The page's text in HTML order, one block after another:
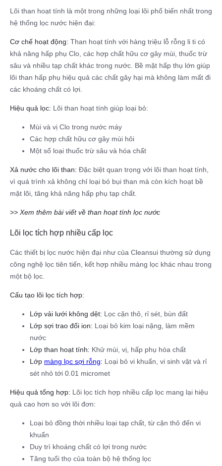
Lõi than hoạt tính là một trong những loại lõi phổ biến nhất trong
hệ thống lọc nước hiện đại:
Cơ chế hoạt động: Than hoạt tính với hàng triệu lỗ rỗng li ti có
khả năng hấp phụ Clo, các hợp chất hữu cơ gây mùi, thuốc trừ
sâu và nhiều tạp chất khác trong nước. Bề mặt hấp thụ lớn giúp
lõi than hấp phụ hiệu quả các chất gây hại mà không làm mất đi
các khoáng chất có lợi.
Hiệu quả lọc: Lõi than hoạt tính giúp loại bỏ:
Mùi và vị Clo trong nước máy
Các hợp chất hữu cơ gây mùi hôi
Một số loại thuốc trừ sâu và hóa chất
Xả nước cho lõi than: Đặc biệt quan trọng với lõi than hoạt tính,
vì quá trình xả không chỉ loại bỏ bụi than mà còn kích hoạt bề
mặt lõi, tăng khả năng hấp phụ tạp chất.
>> Xem thêm bài viết về than hoạt tính lọc nước
Lõi lọc tích hợp nhiều cấp lọc
Các thiết bị lọc nước hiện đại như của Cleansui thường sử dụng
công nghệ lọc tiên tiến, kết hợp nhiều màng lọc khác nhau trong
một bộ lọc.
Cấu tạo lõi lọc tích hợp:
Lớp vải lưới không dệt: Lọc cặn thô, rỉ sét, bùn đất
Lớp sợi trao đổi ion: Loại bỏ kim loại nặng, làm mềm
nước
Lớp than hoạt tính: Khử mùi, vị, hấp phụ hóa chất
Lớp màng lọc sợi rỗng: Loại bỏ vi khuẩn, vi sinh vật và rỉ
sét nhỏ tới 0.01 micromet
Hiệu quả tổng hợp: Lõi lọc tích hợp nhiều cấp lọc mang lại hiệu
quả cao hơn so với lõi đơn:
Loại bỏ đồng thời nhiều loại tạp chất, từ cặn thô đến vi
khuẩn
Duy trì khoáng chất có lợi trong nước
Tăng tuổi thọ của toàn bộ hệ thống lọc